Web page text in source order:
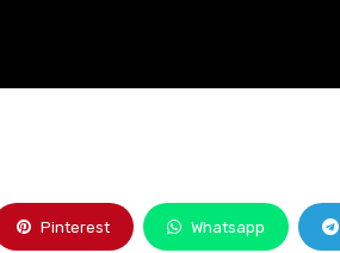
Pinterest Whatsapp